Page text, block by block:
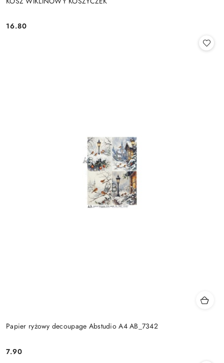
Cena:
16.80
Papier ryżowy decoupage Abstudio A4 AB_7342
Cena:
7.90